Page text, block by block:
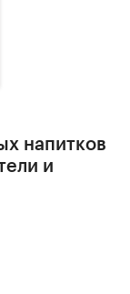
напитков
и